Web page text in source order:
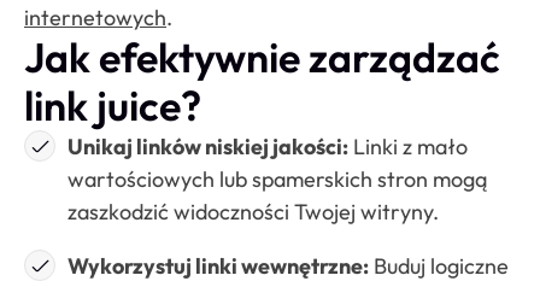
internetowych.
Jak efektywnie zarządzać
link juice?
Unikaj linków niskiej jakości: Linki z mało
wartościowych lub spamerskich stron mogą
zaszkodzić widoczności Twojej witryny.
Wykorzystuj linki wewnętrzne: Buduj logiczne